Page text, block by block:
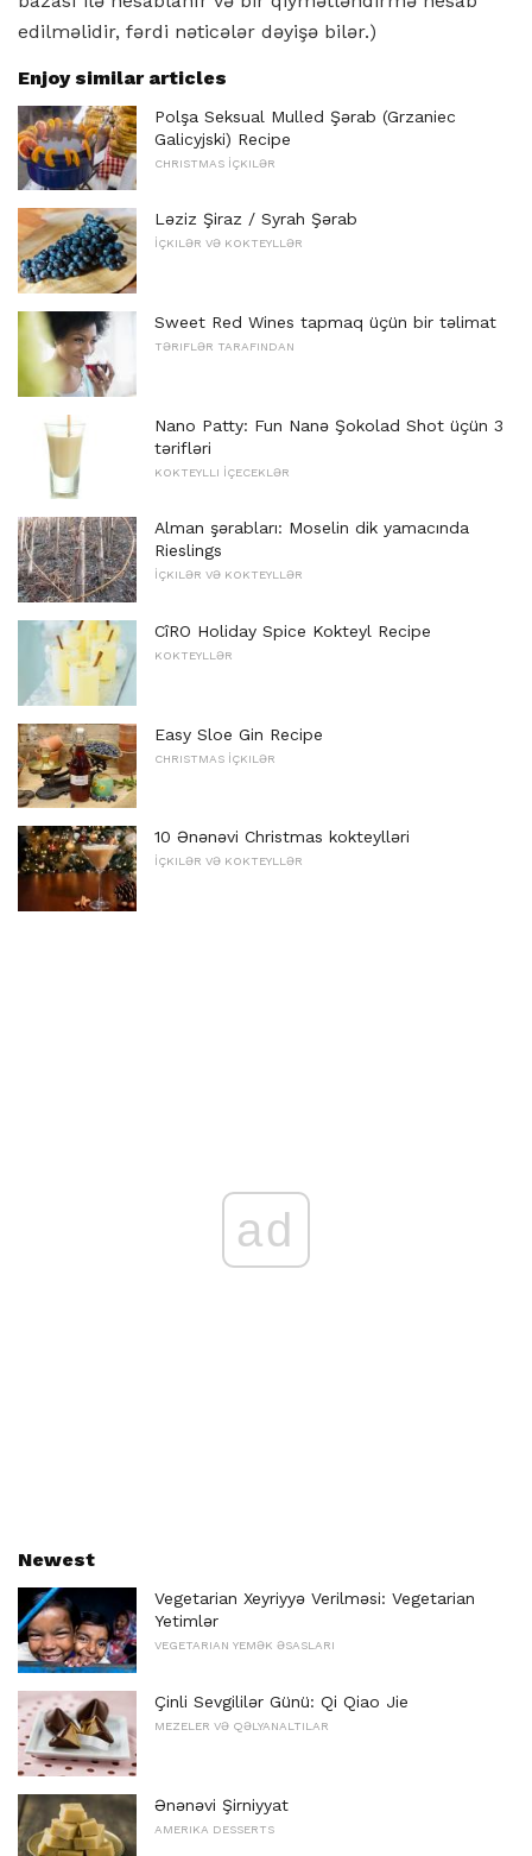
edilməlidir, fərdi nəticələr dəyişə bilər.)
Enjoy similar articles
Polşa Seksual Mulled Şərab (Grzaniec
Galicyjski) Recipe
CHRISTMAS İÇKILƏR
Ləziz Şiraz / Syrah Şərab
İÇKILƏR VƏ KOKTEYLLƏR
Sweet Red Wines tapmaq üçün bir təlimat
TƏRIFLƏR TARAFINDAN
Nano Patty: Fun Nanə Şokolad Shot üçün 3
tərifləri
KOKTEYLLI İÇECEKLƏR
Alman şərabları: Moselin dik yamacında
Rieslings
İÇKILƏR VƏ KOKTEYLLƏR
CîRO Holiday Spice Kokteyl Recipe
KOKTEYLLƏR
Easy Sloe Gin Recipe
CHRISTMAS İÇKILƏR
10 Ənənəvi Christmas kokteylləri
İÇKILƏR VƏ KOKTEYLLƏR
ad
Newest
Vegetarian Xeyriyyə Verilməsi: Vegetarian
Yetimlər
VEGETARIAN YEMƏK ƏSASLARI
Çinli Sevgililər Günü: Qi Qiao Jie
MEZELER VƏ QƏLYANALTILAR
Ənənəvi Şirniyyat
AMERIKA DESSERTS